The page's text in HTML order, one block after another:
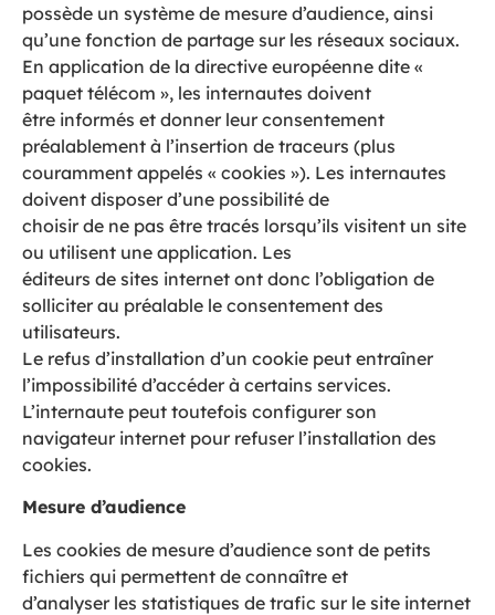
possède un système de mesure d’audience, ainsi
qu’une fonction de partage sur les réseaux sociaux.
En application de la directive européenne dite «
paquet télécom », les internautes doivent
être informés et donner leur consentement
préalablement à l’insertion de traceurs (plus
couramment appelés « cookies »). Les internautes
doivent disposer d’une possibilité de
choisir de ne pas être tracés lorsqu’ils visitent un site
ou utilisent une application. Les
éditeurs de sites internet ont donc l’obligation de
solliciter au préalable le consentement des
utilisateurs.
Le refus d’installation d’un cookie peut entraîner
l’impossibilité d’accéder à certains services.
L’internaute peut toutefois configurer son
navigateur internet pour refuser l’installation des
cookies.
Mesure d’audience
Les cookies de mesure d’audience sont de petits
fichiers qui permettent de connaître et
d’analyser les statistiques de trafic sur le site internet